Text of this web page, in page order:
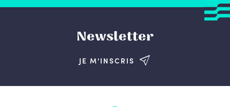
Newsletter
JE M'INSCRIS